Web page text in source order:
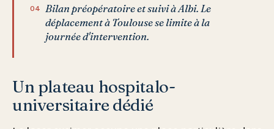
Bilan préopératoire et suivi à Albi. Le
déplacement à Toulouse se limite à la
journée d'intervention.
Un plateau hospitalo-
universitaire dédié